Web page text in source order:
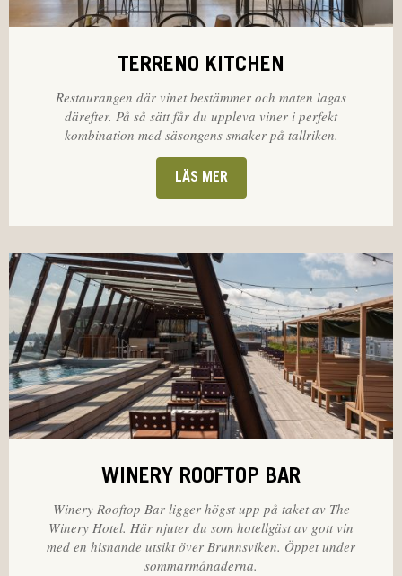
TERRENO KITCHEN
Restaurangen där vinet bestämmer och maten lagas
därefter. På så sätt får du uppleva viner i perfekt
kombination med säsongens smaker på tallriken.
LÄS MER
WINERY ROOFTOP BAR
Winery Rooftop Bar ligger högst upp på taket av The
Winery Hotel. Här njuter du som hotellgäst av gott vin
med en hisnande utsikt över Brunnsviken. Öppet under
sommarmånaderna.